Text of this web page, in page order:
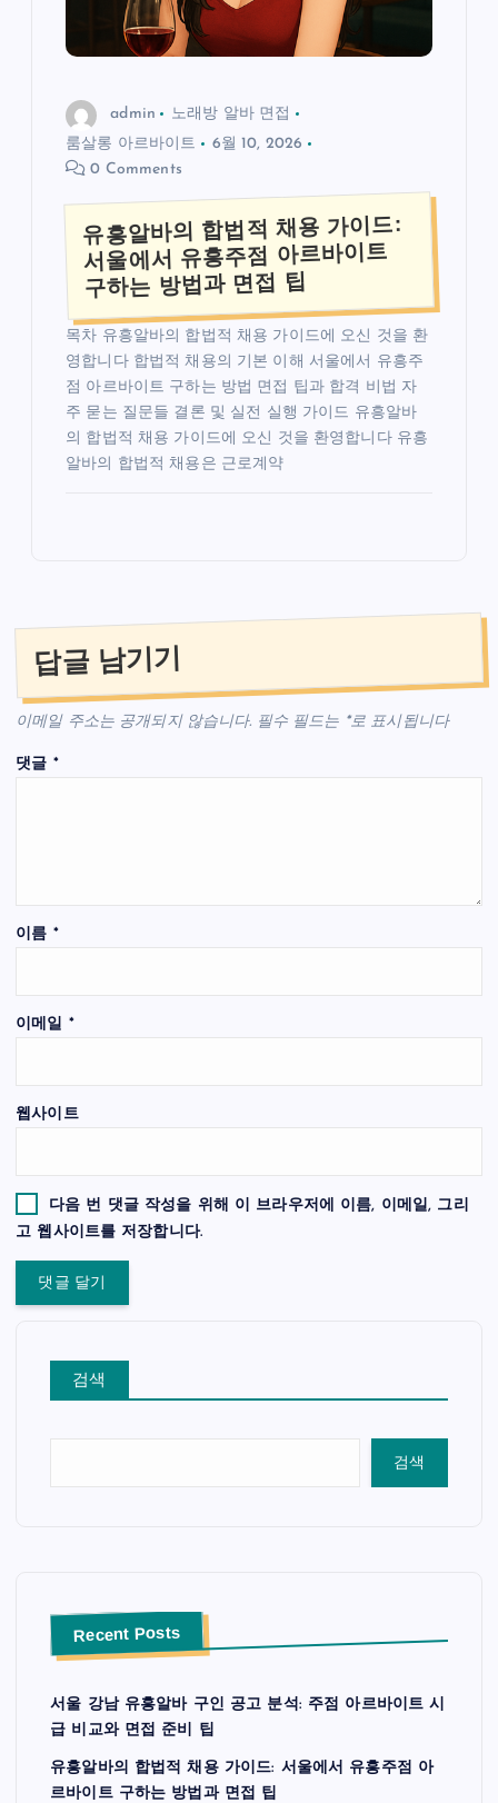
admin
노래방 알바 면접
룸살롱 아르바이트
6월 10, 2026
0 Comments
유흥알바의 합법적 채용 가이드:
서울에서 유흥주점 아르바이트
구하는 방법과 면접 팁
목차 유흥알바의 합법적 채용 가이드에 오신 것을 환
영합니다 합법적 채용의 기본 이해 서울에서 유흥주
점 아르바이트 구하는 방법 면접 팁과 합격 비법 자
주 묻는 질문들 결론 및 실전 실행 가이드 유흥알바
의 합법적 채용 가이드에 오신 것을 환영합니다 유흥
알바의 합법적 채용은 근로계약
답글 남기기
이메일 주소는 공개되지 않습니다. 필수 필드는 *로 표시됩니다
댓글 *
이름 *
이메일 *
웹사이트
다음 번 댓글 작성을 위해 이 브라우저에 이름, 이메일, 그리
고 웹사이트를 저장합니다.
검색
검색
Recent Posts
서울 강남 유흥알바 구인 공고 분석: 주점 아르바이트 시
급 비교와 면접 준비 팁
유흥알바의 합법적 채용 가이드: 서울에서 유흥주점 아
르바이트 구하는 방법과 면접 팁